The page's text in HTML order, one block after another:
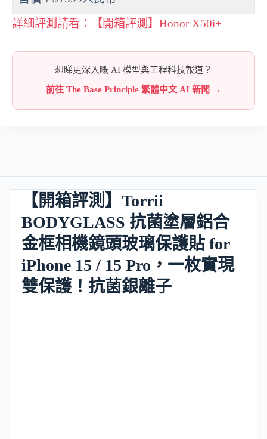
詳細評測請看：【開箱評測】Honor X50i+
想睇更深入嘅 AI 模型與工程科技報道？
前往 The Base Principle 繁體中文 AI 新聞 →
【開箱評測】Torrii
BODYGLASS 抗菌塗層鋁合
金框相機鏡頭玻璃保護貼 for
iPhone 15 / 15 Pro，一枚實現
雙保護！抗菌銀離子